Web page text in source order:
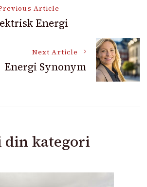
Article
Energi
Next Article
Energi Synonym
kategori